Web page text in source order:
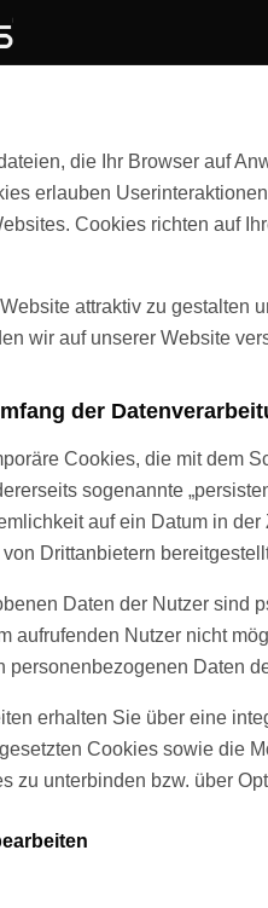
die Ihr Browser auf
erlauben
Cookies richten auf
attraktiv zu gestalten
wir auf unserer Website
der
Cookies, die mit dem
sogenannte
auf ein Datum in
Drittanbietern
Daten der Nutzer sind
aufrufenden Nutzer nicht
personenbezogenen Daten
erhalten Sie über eine
Cookies sowie die
zu unterbinden bzw. über